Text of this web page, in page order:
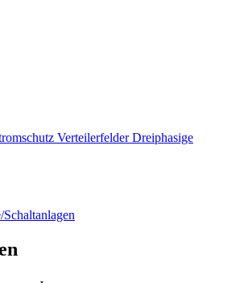
VerteilerfelderDreiphasige